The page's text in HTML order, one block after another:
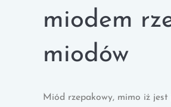
miodem
miodów
Miód rzepakowy, mimo iż jest